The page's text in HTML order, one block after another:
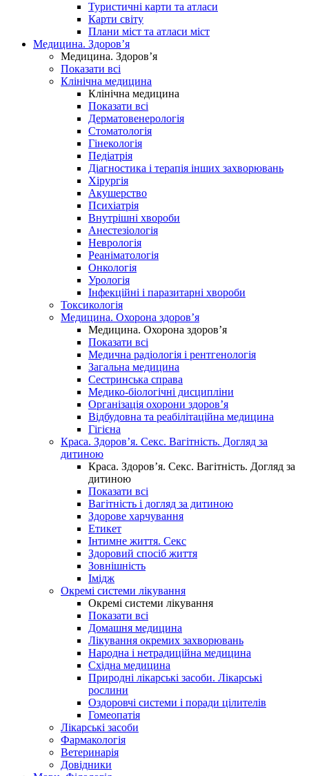
Туристичні карти та атласи
Карти світу
Плани міст та атласи міст
Медицина. Здоров’я
Медицина. Здоров’я
Показати всі
Клінічна медицина
Клінічна медицина
Показати всі
Дерматовенерологія
Стоматологія
Гінекологія
Педіатрія
Діагностика і терапія інших захворювань
Хірургія
Акушерство
Психіатрія
Внутрішні хвороби
Анестезіологія
Неврологія
Реаніматологія
Онкологія
Урологія
Інфекційні і паразитарні хвороби
Токсикологія
Медицина. Охорона здоров’я
Медицина. Охорона здоров’я
Показати всі
Медична радіологія і рентгенологія
Загальна медицина
Сестринська справа
Медико-біологічні дисципліни
Організація охорони здоров’я
Відбудовна та реабілітаційна медицина
Гігієна
Краса. Здоров’я. Секс. Вагітність. Догляд за
дитиною
Краса. Здоров’я. Секс. Вагітність. Догляд за
дитиною
Показати всі
Вагітність і догляд за дитиною
Здорове харчування
Етикет
Інтимне життя. Секс
Здоровий спосіб життя
Зовнішність
Імідж
Окремі системи лікування
Окремі системи лікування
Показати всі
Домашня медицина
Лікування окремих захворювань
Народна і нетрадиційна медицина
Східна медицина
Природні лікарські засоби. Лікарські
рослини
Оздоровчі системи і поради цілителів
Гомеопатія
Лікарські засоби
Фармакологія
Ветеринарія
Довідники